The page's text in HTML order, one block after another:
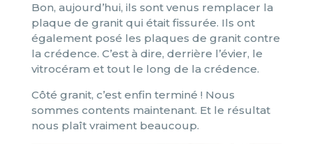
Bon, aujourd’hui, ils sont venus remplacer la
plaque de granit qui était fissurée. Ils ont
également posé les plaques de granit contre
la crédence. C’est à dire, derrière l’évier, le
vitrocéram et tout le long de la crédence.
Côté granit, c’est enfin terminé ! Nous
sommes contents maintenant. Et le résultat
nous plaît vraiment beaucoup.